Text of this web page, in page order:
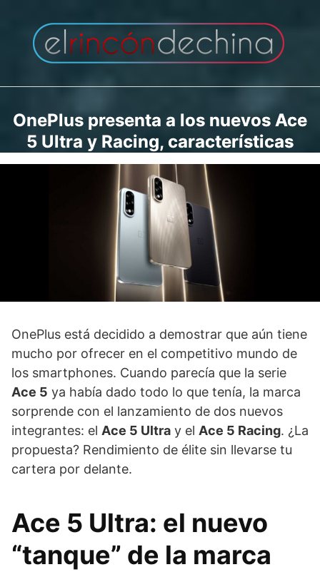
contenido
OnePlus presenta a los nuevos Ace
5 Ultra y Racing, características
OnePlus está decidido a demostrar que aún tiene
mucho por ofrecer en el competitivo mundo de
los smartphones. Cuando parecía que la serie
Ace 5 ya había dado todo lo que tenía, la marca
sorprende con el lanzamiento de dos nuevos
integrantes: el Ace 5 Ultra y el Ace 5 Racing. ¿La
propuesta? Rendimiento de élite sin llevarse tu
cartera por delante.
Ace 5 Ultra: el nuevo
“tanque” de la marca